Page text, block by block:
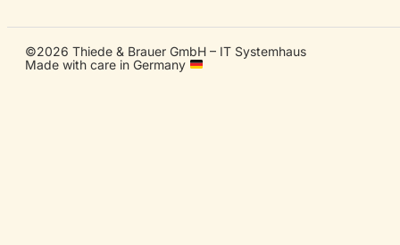
©2026 Thiede & Brauer GmbH – IT Systemhaus
Made with care in Germany